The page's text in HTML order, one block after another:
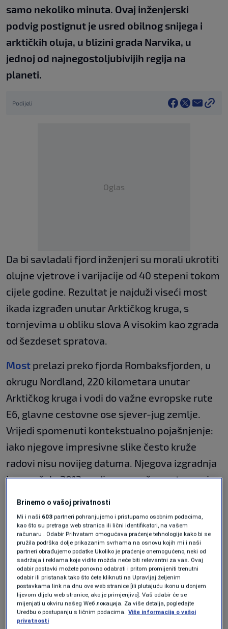
samo nekoliko minuta. Ovaj inženjerski
podvig postignut je usred obilnog snijega i
arktičkih oluja, u blizini grada Narvika, u
jednoj od najnegostoljubivijih regija na
planeti.
Podijeli
Oglas
Da bi savladali fjord inženjeri su morali ukrotiti
olujne vjetrove i varijacije od 40 stepeni tokom
cijele godine. Rezultat je najduži viseći most
ikada izgrađen unutar Arktičkog kruga, s
tornjevima u obliku slova A visokim kao zgrada
od šezdeset spratova.
Most prelazi preko fjorda Rombaksfjorden, u
okrugu Nordland, 220 kilometara unutar
Arktičkog kruga i vodi do važne evropske rute
E6, glavne cestovne ose sjever-jug zemlje.
Vrijedi spomenuti kontekstualno pojašnjenje:
iako njegove impresivne slike često kruže
radovi nisu novijeg datuma. Njegova izgradnja
je započela 2013. godine, a svečano otvorenje
umanjuje njegovu zaslugu da ostane među
najneobičnijim prijelazima ikada izgrađenim na
krajnjem sjeveru svijeta.
Most koji obara rekorde
na vrhu svijeta
Most Halogaland
Brinemo o vašoj privatnosti
Mi i naši 603 partneri pohranjujemo i pristupamo osobnim podacima,
kao što su pretraga web stranica ili lični identifikatori, na vašem
računaru . Odabir Prihvatam omogućava praćenje tehnologije kako bi se
pružila podrška dolje prikazanim svrhama na osnovu kojih mi i naši
partneri obrađujemo podatke Ukoliko je praćenje onemogućeno, neki od
sadržaja i reklama koje vidite možda neće biti relevantni za vas. Ovaj
odabir postavki možete ponovno odabrati i pritom promijeniti trenutni
odabir ili pristanak tako što ćete kliknuti na Upravljaj željenim
postavkama link na dnu ove web stranice [ili plutajuću ikonu u donjem
lijevom dijelu web stranice, ako je primjenjivo]. Vaš odabir će se
mijenjati u okviru našeg Wеб локација. Za više detalja, pogledajte
Uredbu o postupanju s ličnim podacima. Više informacija o vašoj
privatnosti